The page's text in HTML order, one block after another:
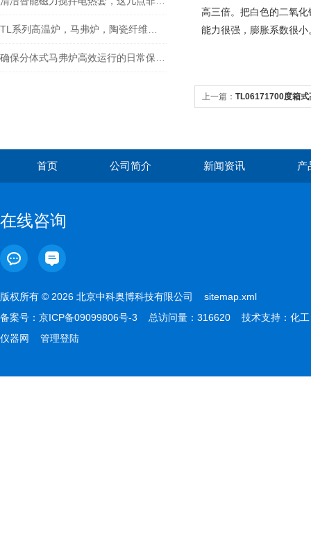
高三倍。把白色的二氧
能力很强，膨胀系数很小
上一篇： TL06171700度箱式
首页 公司简介 新闻资讯 产
在线咨询
版权所有 © 2026 北京中科奥博科技有限公司 sitemap.xml
备案号： 京ICP备09099806号-3 总访问量：316620 技术支持： 化工
仪器网
管理登陆